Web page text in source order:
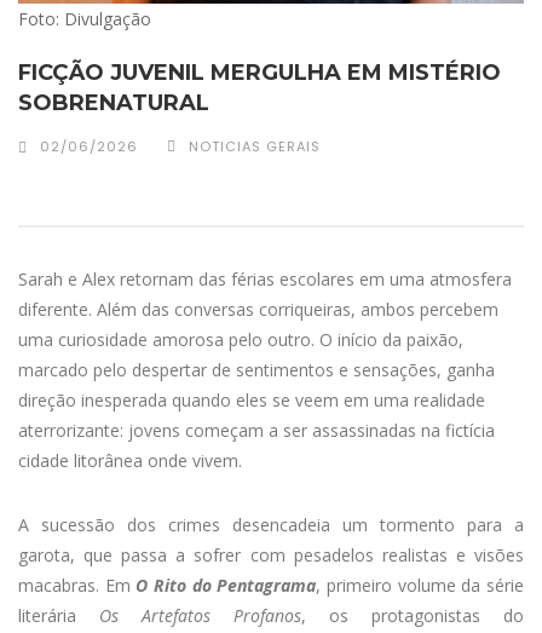
Foto: Divulgação
FICÇÃO JUVENIL MERGULHA EM MISTÉRIO
SOBRENATURAL
02/06/2026 NOTICIAS GERAIS
Sarah e Alex retornam das férias escolares em uma atmosfera
diferente. Além das conversas corriqueiras, ambos percebem
uma curiosidade amorosa pelo outro. O início da paixão,
marcado pelo despertar de sentimentos e sensações, ganha
direção inesperada quando eles se veem em uma realidade
aterrorizante: jovens começam a ser assassinadas na fictícia
cidade litorânea onde vivem.
A sucessão dos crimes desencadeia um tormento para a
garota, que passa a sofrer com pesadelos realistas e visões
macabras. Em O Rito do Pentagrama, primeiro volume da série
literária Os Artefatos Profanos, os protagonistas do